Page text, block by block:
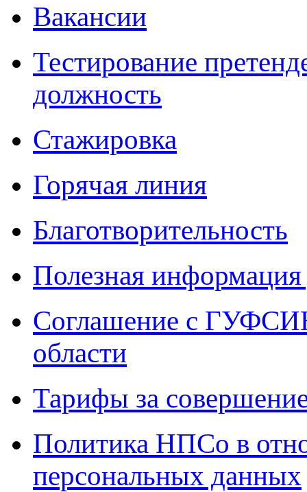
Вакансии
Тестирование
должность
Стажировка
Горячая линия
Благотворительность
Полезная
Соглашение с
области
Тарифы за
Политика НПСо в
персональных данных